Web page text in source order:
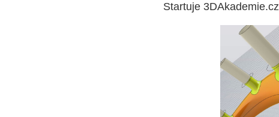
Startuje 3DAkademie.cz